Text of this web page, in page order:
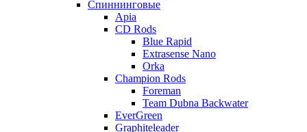
Спиннинговые
Apia
CD Rods
Blue Rapid
Extrasense Nano
Orka
Champion Rods
Foreman
Team Dubna Backwater
EverGreen
Graphiteleader